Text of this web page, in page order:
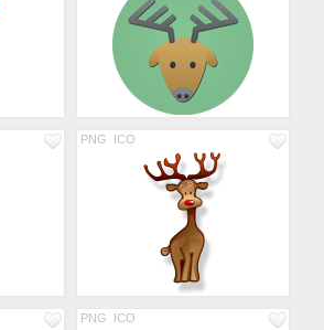
PNG ICO
PNG ICO